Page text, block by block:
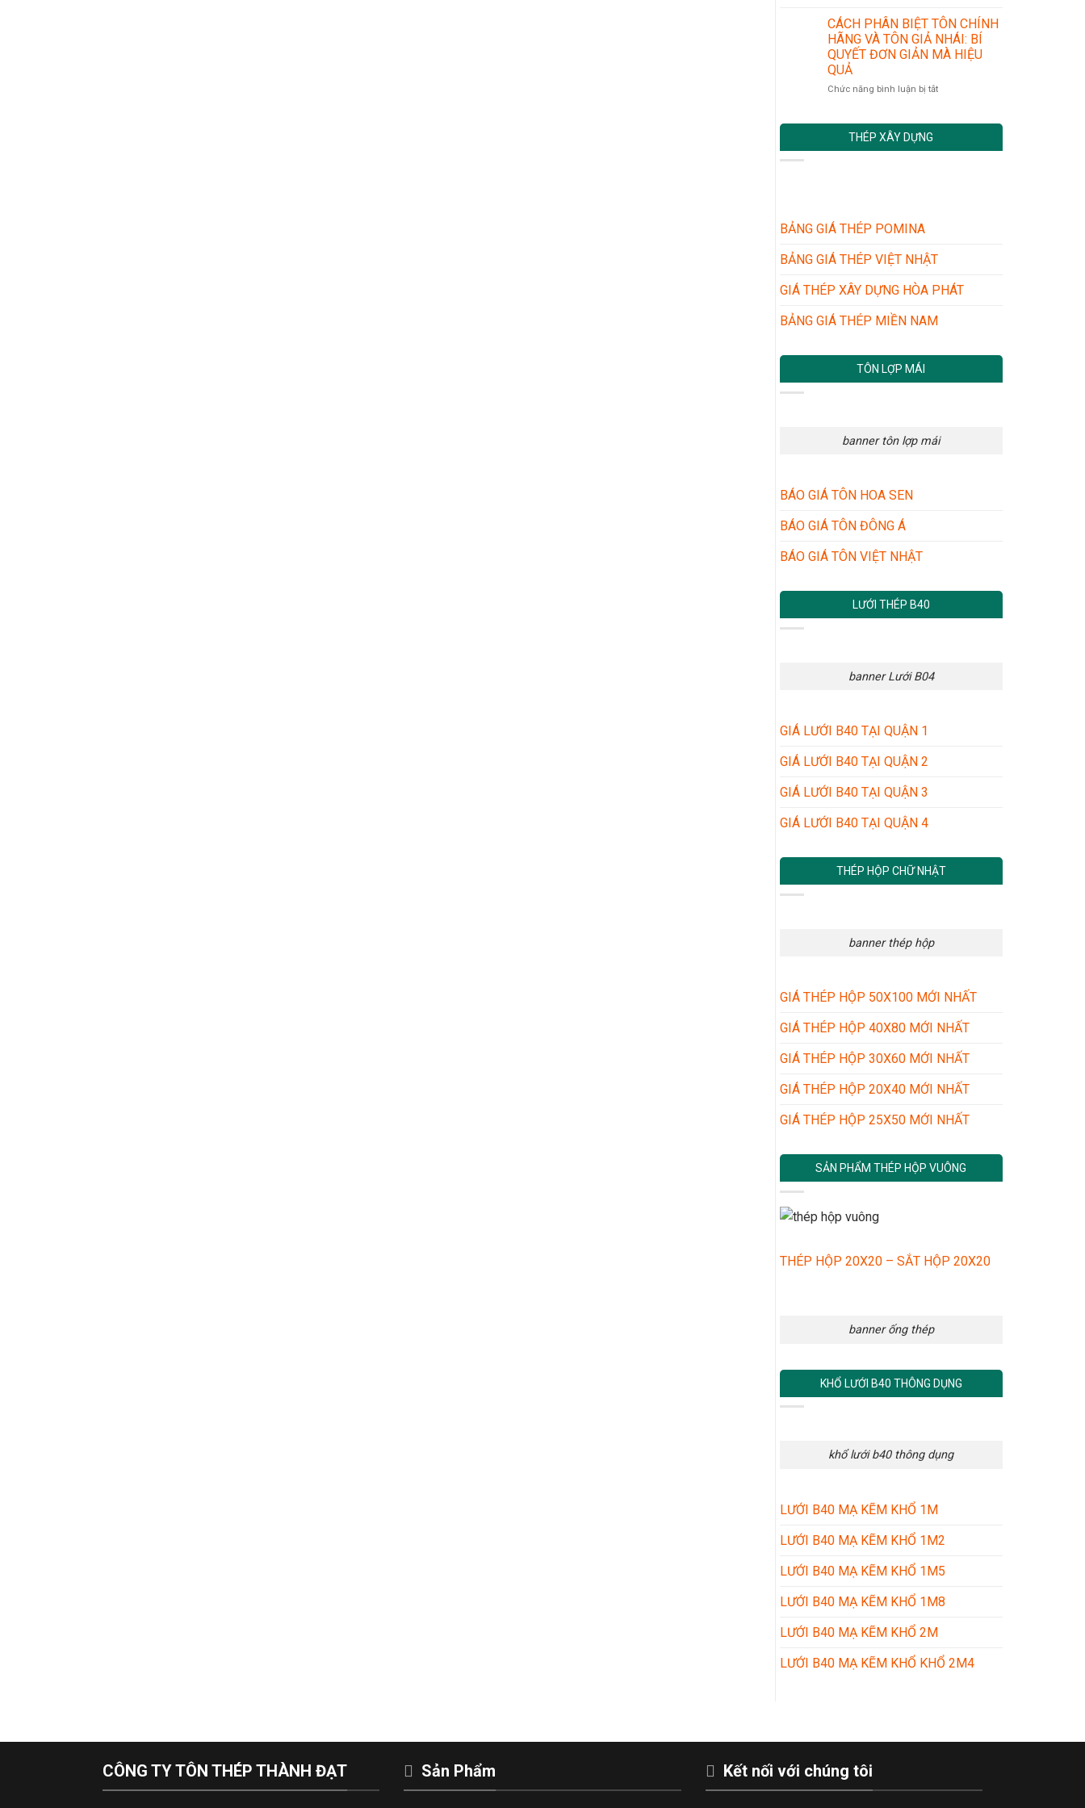
AN
MỚI
NHẤT
AN
TOÀN
VÀ
CÁC
THỰC
LƯU
Ý
KHI
MUA
LỢP
CÁCH PHÂN BIỆT TÔN CHÍNH
HÃNG VÀ TÔN GIẢ NHÁI: BÍ
QUYẾT ĐƠN GIẢN MÀ HIỆU
QUẢ
Chức năng bình luận bị tắtở
QUYẾT
GIẢN
MÀ
THÉP XÂY DỰNG
BẢNG GIÁ THÉP POMINA
BẢNG GIÁ THÉP VIỆT NHẬT
GIÁ THÉP XÂY DỰNG HÒA PHÁT
BẢNG GIÁ THÉP MIỀN NAM
TÔN LỢP MÁI
banner tôn lợp mái
BÁO GIÁ TÔN HOA SEN
BÁO GIÁ TÔN ĐÔNG Á
BÁO GIÁ TÔN VIỆT NHẬT
LƯỚI THÉP B40
banner Lưới B04
GIÁ LƯỚI B40 TẠI QUẬN 1
GIÁ LƯỚI B40 TẠI QUẬN 2
GIÁ LƯỚI B40 TẠI QUẬN 3
GIÁ LƯỚI B40 TẠI QUẬN 4
THÉP HỘP CHỮ NHẬT
banner thép hộp
GIÁ THÉP HỘP 50X100 MỚI NHẤT
GIÁ THÉP HỘP 40X80 MỚI NHẤT
GIÁ THÉP HỘP 30X60 MỚI NHẤT
GIÁ THÉP HỘP 20X40 MỚI NHẤT
GIÁ THÉP HỘP 25X50 MỚI NHẤT
SẢN PHẨM THÉP HỘP VUÔNG
THÉP HỘP 20X20 – SẮT HỘP 20X20
banner ống thép
KHỔ LƯỚI B40 THÔNG DỤNG
khổ lưới b40 thông dụng
LƯỚI B40 MẠ KẼM KHỔ 1M
LƯỚI B40 MẠ KẼM KHỔ 1M2
LƯỚI B40 MẠ KẼM KHỔ 1M5
LƯỚI B40 MẠ KẼM KHỔ 1M8
LƯỚI B40 MẠ KẼM KHỔ 2M
LƯỚI B40 MẠ KẼM KHỔ KHỔ 2M4
CÔNG TY TÔN THÉP THÀNH ĐẠT Sản Phẩm Kết nối với chúng tôi